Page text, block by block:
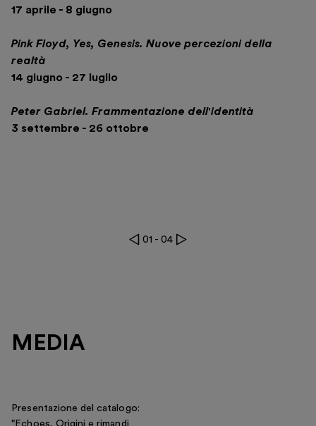
17 aprile - 8 giugno
Pink Floyd, Yes, Genesis. Nuove percezioni della
realtà
14 giugno - 27 luglio
Peter Gabriel. Frammentazione dell'identità
3 settembre - 26 ottobre
01 -04
MEDIA
Presentazione del catalogo:
"Echoes. Origini e rimandi